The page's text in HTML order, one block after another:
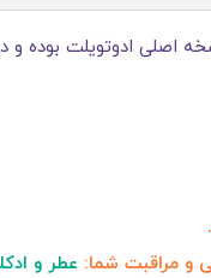
اصلی ادوتویلت بوده و
و مراقبت شما: عطر و